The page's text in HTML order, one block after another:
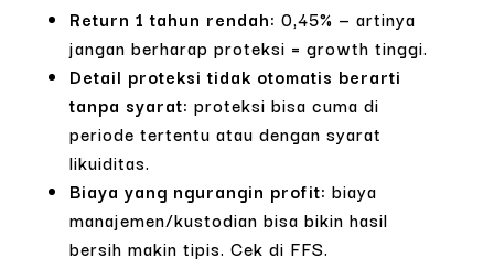
Return 1 tahun rendah: 0,45% — artinya
jangan berharap proteksi = growth tinggi.
Detail proteksi tidak otomatis berarti
tanpa syarat: proteksi bisa cuma di
periode tertentu atau dengan syarat
likuiditas.
Biaya yang ngurangin profit: biaya
manajemen/kustodian bisa bikin hasil
bersih makin tipis. Cek di FFS.